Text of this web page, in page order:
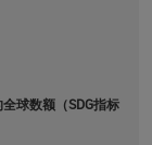
球数额（SDG指标